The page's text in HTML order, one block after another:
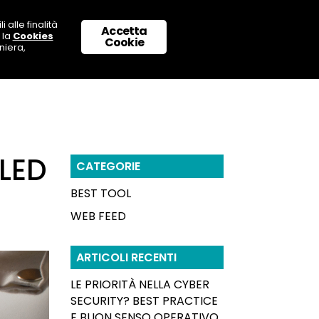
NOI SUPPORTO & CONTATTI
CATEGORIE
BEST TOOL
WEB FEED
ARTICOLI RECENTI
LE PRIORITÀ NELLA CYBER
SECURITY? BEST PRACTICE
Accetta
Cookie
alle finalità
Cookies